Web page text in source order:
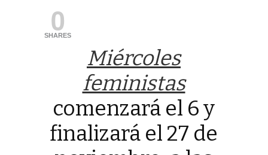
0
SHARES
Miércoles
feministas
comenzará el 6 y
finalizará el 27 de